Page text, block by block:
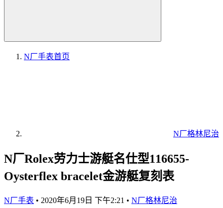
N厂手表首页
N厂格林尼治
N厂Rolex劳力士游艇名仕型116655-
Oysterflex bracelet金游艇复刻表
N厂手表 • 2020年6月19日 下午2:21 • N厂格林尼治